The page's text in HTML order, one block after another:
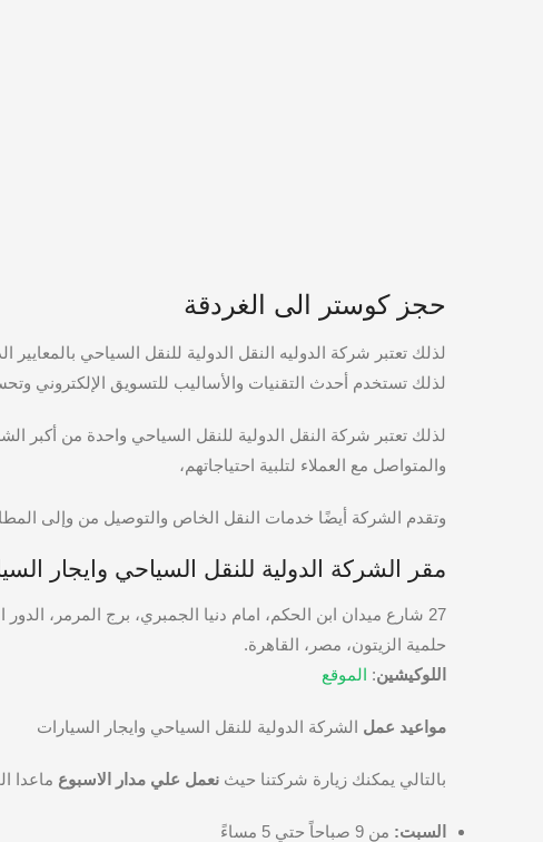
حجز كوستر الى الغردقة
لذلك تعتبر شركة الدوليه النقل الدولية للنقل السياحي
لذلك تستخدم أحدث التقنيات والأساليب للتسويق الإلكتروني وتحسين
لذلك تعتبر شركة النقل الدولية للنقل السياحي واحدة من أكبر
والمتواصل مع العملاء لتلبية احتياجاتهم،
وتقدم الشركة أيضًا خدمات النقل الخاص والتوصيل من وإلى
مقر الشركة الدولية للنقل السياحي وايجار
27 شارع ميدان ابن الحكم، امام دنيا الجمبري، برج المرمر، الدور السادس
حلمية الزيتون، مصر، القاهرة.
اللوكيشين: الموقع
مواعيد عمل الشركة الدولية للنقل السياحي وايجار السيارات
بالتالي يمكنك زيارة شركتنا حيث نعمل علي مدار الاسبوع ماعدا
السبت: من 9 صباحاً حتي 5 مساءً